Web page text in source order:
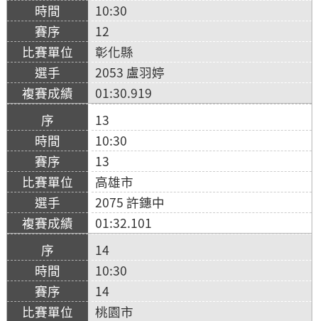
10:30
12
彰化縣
2053 盧羽婷
01:30.919
13
10:30
13
高雄市
2075 許鏸中
01:32.101
14
10:30
14
桃園市